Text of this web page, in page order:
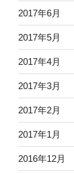
2017年6月
2017年5月
2017年4月
2017年3月
2017年2月
2017年1月
2016年12月